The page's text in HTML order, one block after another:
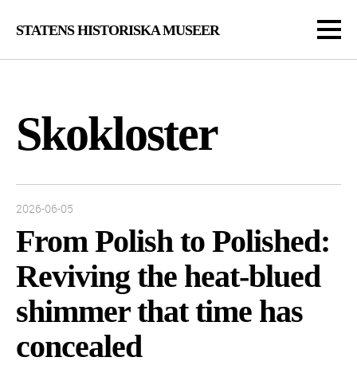
STATENS HISTORISKA MUSEER
Skokloster
Inlägget publicerades:
2026-06-05
From Polish to Polished:
Reviving the heat-blued
shimmer that time has
concealed